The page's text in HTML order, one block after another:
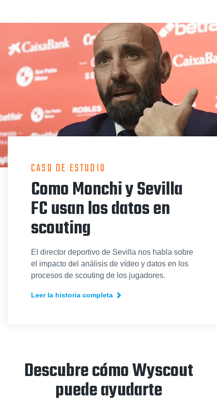
CASO DE ESTUDIO
Como Monchi y Sevilla
FC usan los datos en
scouting
El director deportivo de Sevilla nos habla sobre
el impacto del análisis de vídeo y datos en los
procesos de scouting de los jugadores.
Leer la historia completa
Descubre cómo Wyscout
puede ayudarte